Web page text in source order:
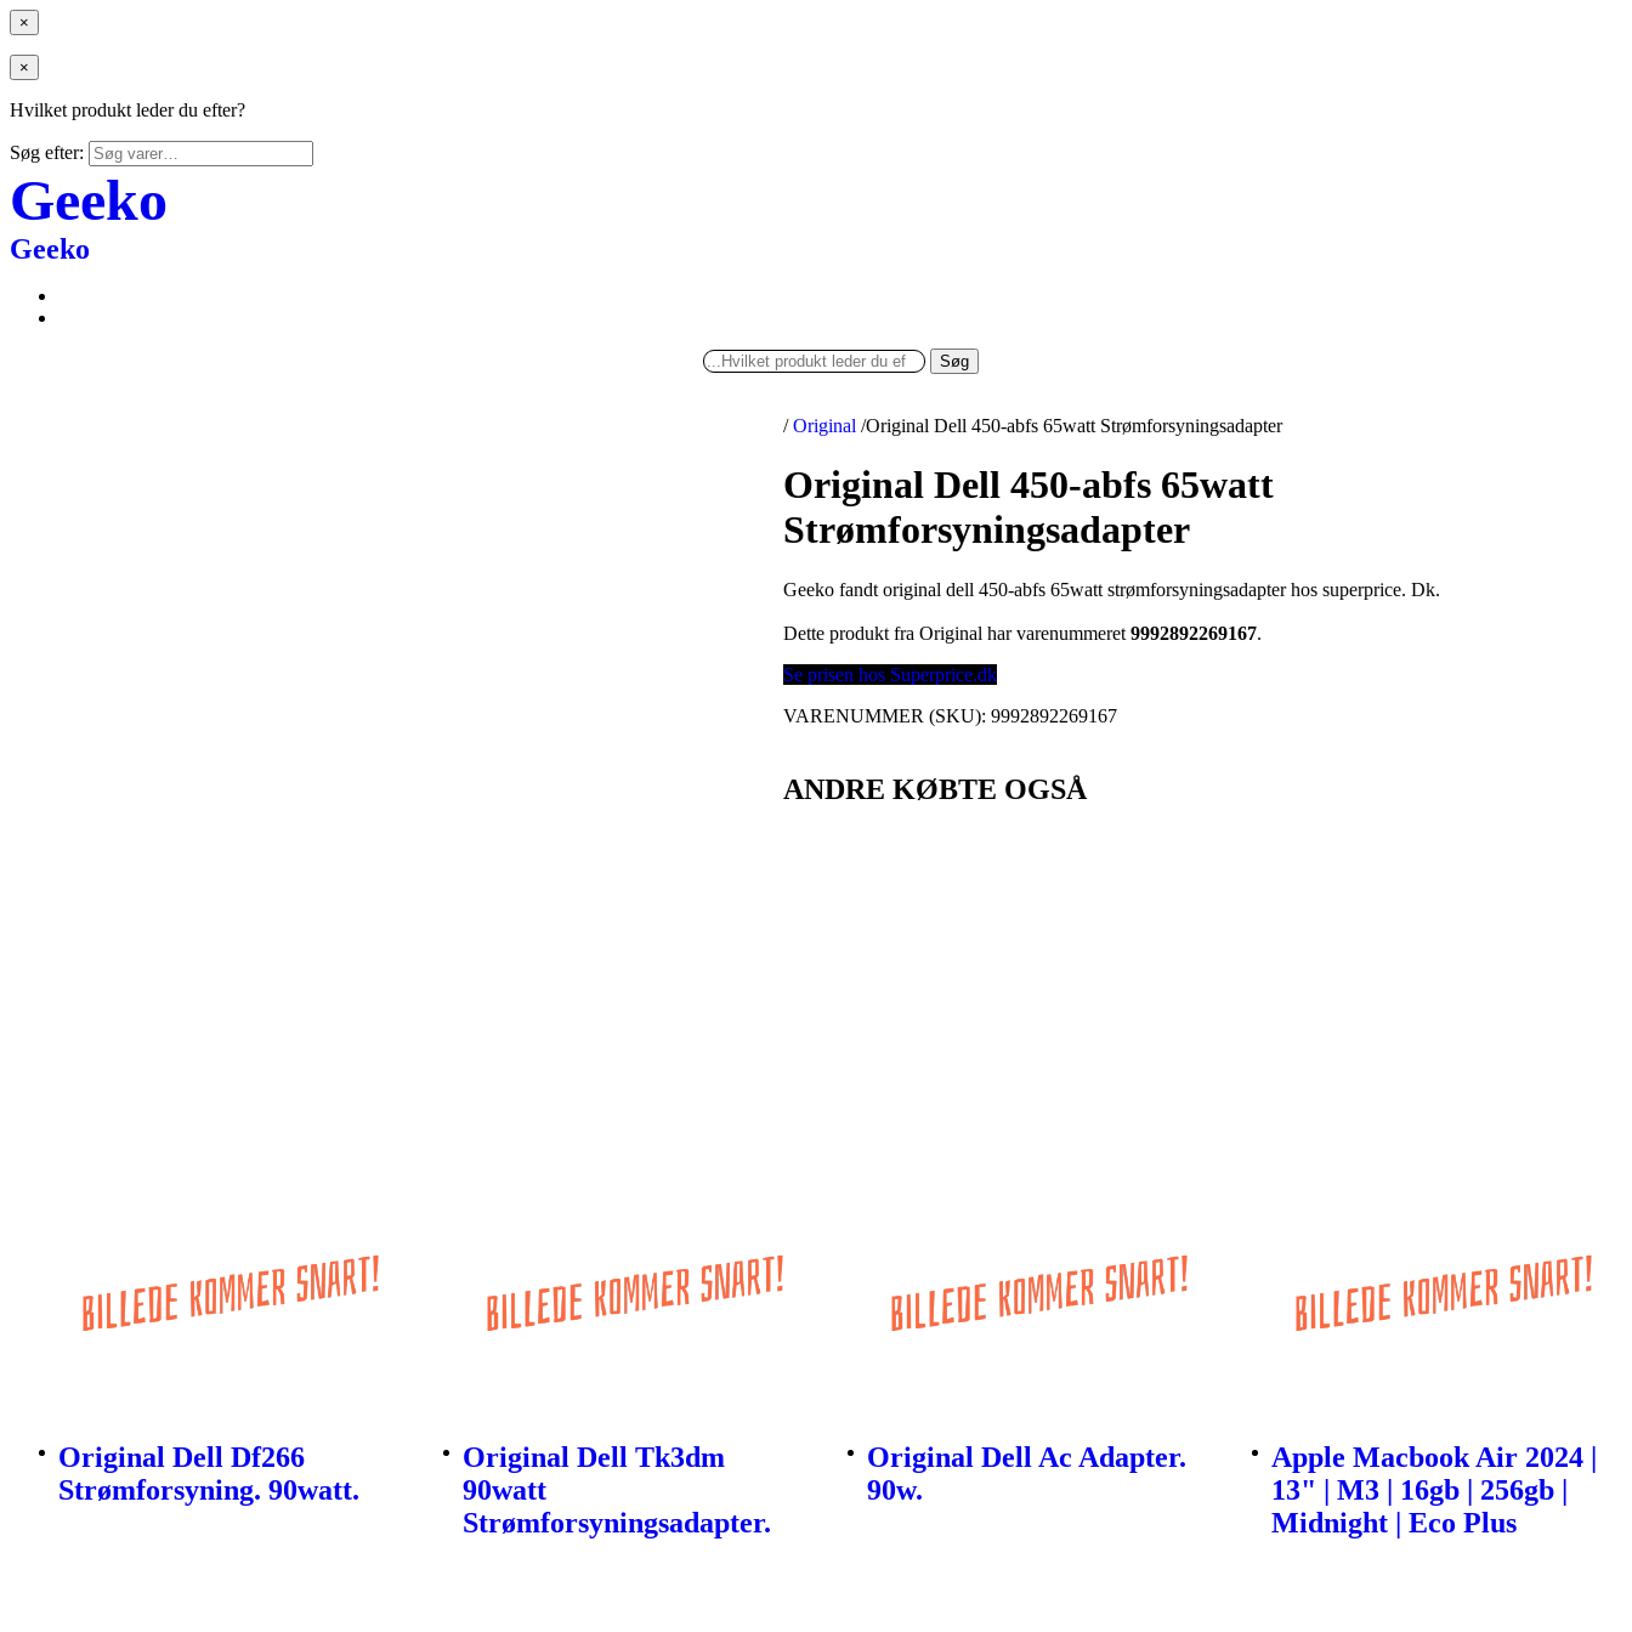
×
×
Hvilket produkt leder du efter?
Søg efter:
Geeko
Geeko
Søg
/ Original /Original Dell 450-abfs 65watt Strømforsyningsadapter
Original Dell 450-abfs 65watt
Strømforsyningsadapter
Geeko fandt original dell 450-abfs 65watt strømforsyningsadapter hos superprice. Dk.
Dette produkt fra Original har varenummeret9992892269167.
Se prisen hos Superprice.dk
VARENUMMER (SKU):9992892269167
ANDRE KØBTE OGSÅ
Original Dell Df266
Strømforsyning. 90watt.
Original Dell Tk3dm
90watt
Strømforsyningsadapter.
Original Dell Ac Adapter.
90w.
Apple Macbook Air 2024 |
13" | M3 | 16gb | 256gb |
Midnight | Eco Plus